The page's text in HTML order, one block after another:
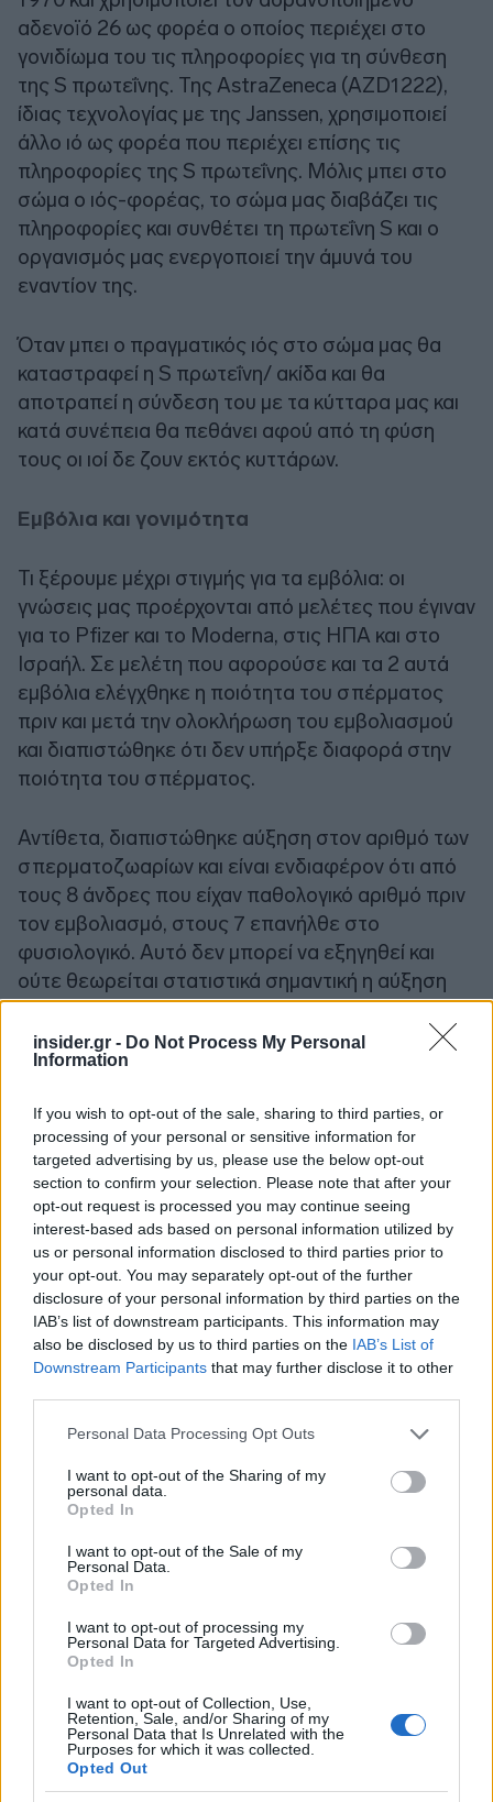
insider.gr - Do Not Process My Personal
Information
If you wish to opt-out of the sale, sharing to third parties, or
processing of your personal or sensitive information for
targeted advertising by us, please use the below opt-out
section to confirm your selection. Please note that after your
opt-out request is processed you may continue seeing
interest-based ads based on personal information utilized by
us or personal information disclosed to third parties prior to
your opt-out. You may separately opt-out of the further
disclosure of your personal information by third parties on the
IAB’s list of downstream participants. This information may
also be disclosed by us to third parties on the IAB’s List of
Downstream Participants that may further disclose it to other
Please note that this website/app uses one or more Google
not limited to your visit or usage behaviour. You may click to
grant or deny consent to Google and its third-party tags to
use your data for below specified purposes in below Google
consent section.
Personal Data Processing Opt Outs
I want to opt-out of the Sharing of my
personal data.
Opted In
I want to opt-out of the Sale of my
Personal Data.
Opted In
I want to opt-out of processing my
Personal Data for Targeted Advertising.
Opted In
I want to opt-out of Collection, Use,
Retention, Sale, and/or Sharing of my
Personal Data that Is Unrelated with the
Purposes for which it was collected.
Opted Out
αδενοϊό 26 ως φορέα ο οποίος περιέχει στο
γονιδίωμα του τις πληροφορίες για τη σύνθεση
της S πρωτεΐνης. Της AstraZeneca (AZD1222),
ίδιας τεχνολογίας με της Janssen, χρησιμοποιεί
άλλο ιό ως φορέα που περιέχει επίσης τις
πληροφορίες της S πρωτεΐνης. Μόλις μπει στο
σώμα ο ιός-φορέας, το σώμα μας διαβάζει τις
πληροφορίες και συνθέτει τη πρωτεΐνη S και ο
οργανισμός μας ενεργοποιεί την άμυνά του
εναντίον της.
Όταν μπει ο πραγματικός ιός στο σώμα μας θα
καταστραφεί η S πρωτεΐνη/ ακίδα και θα
αποτραπεί η σύνδεση του με τα κύτταρα μας και
κατά συνέπεια θα πεθάνει αφού από τη φύση
τους οι ιοί δε ζουν εκτός κυττάρων.
Εμβόλια και γονιμότητα
Τι ξέρουμε μέχρι στιγμής για τα εμβόλια: οι
γνώσεις μας προέρχονται από μελέτες που έγιναν
για το Pfizer και το Moderna, στις ΗΠΑ και στο
Ισραήλ. Σε μελέτη που αφορούσε και τα 2 αυτά
εμβόλια ελέγχθηκε η ποιότητα του σπέρματος
πριν και μετά την ολοκλήρωση του εμβολιασμού
και διαπιστώθηκε ότι δεν υπήρξε διαφορά στην
ποιότητα του σπέρματος.
Αντίθετα, διαπιστώθηκε αύξηση στον αριθμό των
σπερματοζωαρίων και είναι ενδιαφέρον ότι από
τους 8 άνδρες που είχαν παθολογικό αριθμό πριν
τον εμβολιασμό, στους 7 επανήλθε στο
φυσιολογικό. Αυτό δεν μπορεί να εξηγηθεί και
ούτε θεωρείται στατιστικά σημαντική η αύξηση
του αριθμού των σπερματοζωαρίων στο σύνολο
της. Εντούτοις, είναι ενδεικτικό για την μη
αρνητική επίδραση του εμβολίου στη γονιμότητα.
Σε άλλη μελέτη μόνο για το Pfizer, βρέθηκαν τα
ίδια αποτελέσματα: όχι μείωση αλλά αντίθετα
αύξηση (μη στατιστικά σημαντική) του αριθμού
των σπερματοζωαρίων και βελτίωση του αριθμού
σε άνδρες που είχαν πριν τον εμβολιασμό
παθολογικό αριθμό σπερματοζωαρίων.
Επίσης, σε μελέτη που έγινε σε κέντρο
εξωσωματικής γονιμοποίησης μελετήθηκε η
Διαπιστώθηκε ότι δεν υπήρξε επίδραση στο
γενετικό υλικό της γυναίκας που λήφθηκε για να
χρησιμοποιηθεί στην εξωσωματική και οι άνδρες
σπερματοζωαρίων (μη στατιστικά σημαντική).
Σημειωτέων, ενώ τα ζευγάρια πριν το εμβόλιο
εμβολιασμό 3 από τα 36 ζευγάρια είχαν
πετυχημένη εξωσωματική.
Παρότι οι μελέτες είναι ακόμα μικρές σε μέγεθος
και δεν αφορούν όλα τα εμβόλια, η εικόνα που
σχηματίζεται είναι πως τα εμβόλια δε βλάπτουν